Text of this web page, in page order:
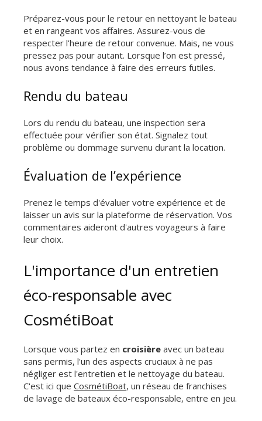
Préparez-vous pour le retour en nettoyant le bateau
et en rangeant vos affaires. Assurez-vous de
respecter l'heure de retour convenue. Mais, ne vous
pressez pas pour autant. Lorsque l’on est pressé,
nous avons tendance à faire des erreurs futiles.
Rendu du bateau
Lors du rendu du bateau, une inspection sera
effectuée pour vérifier son état. Signalez tout
problème ou dommage survenu durant la location.
Évaluation de l’expérience
Prenez le temps d'évaluer votre expérience et de
laisser un avis sur la plateforme de réservation. Vos
commentaires aideront d'autres voyageurs à faire
leur choix.
L'importance d'un entretien
éco-responsable avec
CosmétiBoat
Lorsque vous partez en croisière avec un bateau
sans permis, l'un des aspects cruciaux à ne pas
négliger est l'entretien et le nettoyage du bateau.
C'est ici que CosmétiBoat, un réseau de franchises
de lavage de bateaux éco-responsable, entre en jeu.